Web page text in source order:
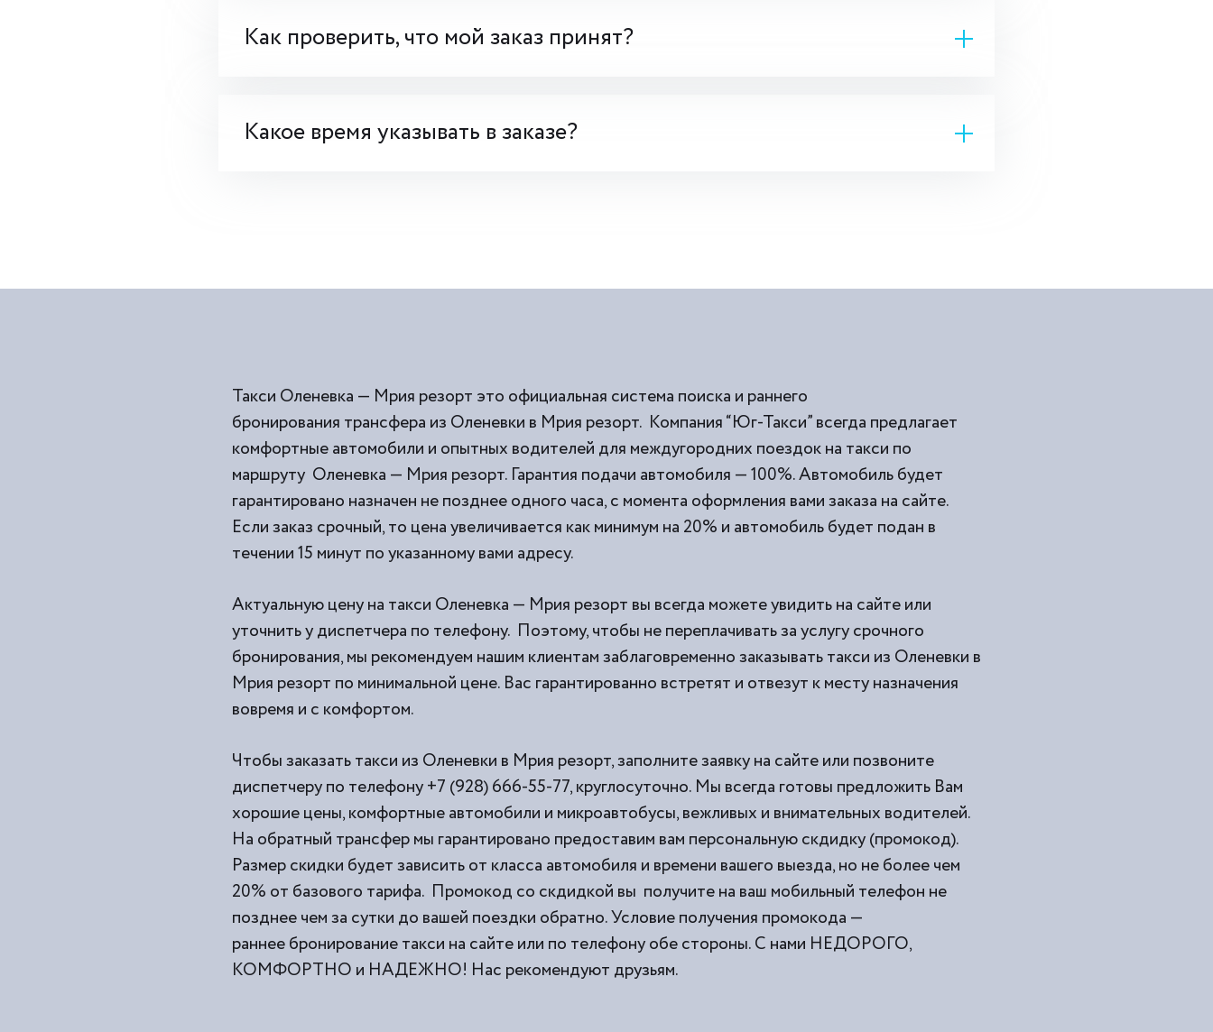
Как проверить, что мой заказ принят?
Какое время указывать в заказе?
Такси Оленевка — Мрия резорт это официальная система поиска и раннего
бронирования трансфера из Оленевки в Мрия резорт. Компания “Юг-Такси” всегда предлагает
комфортные автомобили и опытных водителей для междугородних поездок на такси по
маршруту Оленевка — Мрия резорт. Гарантия подачи автомобиля — 100%. Автомобиль будет
гарантировано назначен не позднее одного часа, с момента оформления вами заказа на сайте.
Если заказ срочный, то цена увеличивается как минимум на 20% и автомобиль будет подан в
течении 15 минут по указанному вами адресу.
Актуальную цену на такси Оленевка — Мрия резорт вы всегда можете увидить на сайте или
уточнить у диспетчера по телефону. Поэтому, чтобы не переплачивать за услугу срочного
бронирования, мы рекомендуем нашим клиентам заблаговременно заказывать такси из Оленевки в
Мрия резорт по минимальной цене. Вас гарантированно встретят и отвезут к месту назначения
вовремя и с комфортом.
Чтобы заказать такси из Оленевки в Мрия резорт, заполните заявку на сайте или позвоните
диспетчеру по телефону +7 (928) 666-55-77, круглосуточно. Мы всегда готовы предложить Вам
хорошие цены, комфортные автомобили и микроавтобусы, вежливых и внимательных водителей.
На обратный трансфер мы гарантировано предоставим вам персональную скдидку (промокод).
Размер скидки будет зависить от класса автомобиля и времени вашего выезда, но не более чем
20% от базового тарифа. Промокод со скдидкой вы получите на ваш мобильный телефон не
позднее чем за сутки до вашей поездки обратно. Условие получения промокода —
раннее бронирование такси на сайте или по телефону обе стороны. С нами НЕДОРОГО,
КОМФОРТНО и НАДЕЖНО! Нас рекомендуют друзьям.